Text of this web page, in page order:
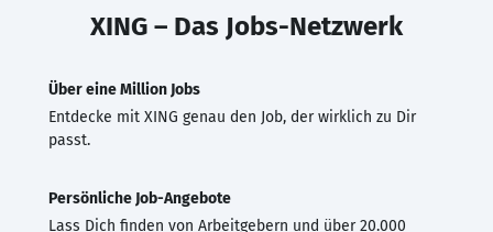
XING – Das Jobs-Netzwerk
Über eine Million Jobs
Entdecke mit XING genau den Job, der wirklich zu Dir
passt.
Persönliche Job-Angebote
Lass Dich finden von Arbeitgebern und über 20.000